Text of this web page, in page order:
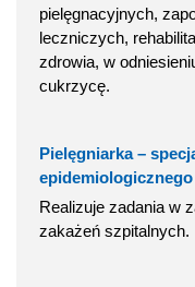
pielęgnacyjnych,
leczniczych,
zdrowia, w
cukrzycę.
Pielęgniarka –
epidemiologicznego
Realizuje zadania w
zakażeń szpitalnych.